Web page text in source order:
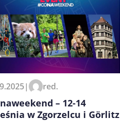
przeglądarce podczas pisania
| red.
– 12-14
w Zgorzelcu i Görlitz